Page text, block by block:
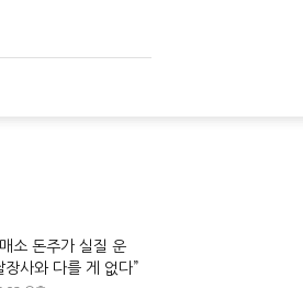
소 돈주가 실질 운
사와 다를 게 없다”